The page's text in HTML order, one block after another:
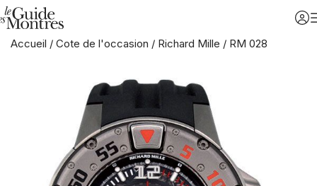
Accueil / Cote de l'occasion / Richard Mille / RM 028